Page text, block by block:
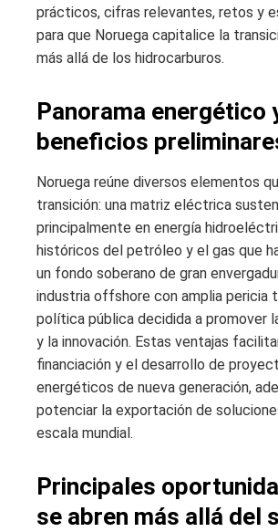
prácticos, cifras relevantes, retos y
para que Noruega capitalice la
más allá de los hidrocarburos.
Panorama energético
beneficios
Noruega reúne diversos elementos
transición: una matriz eléctrica
principalmente en energía
históricos del petróleo y el gas que
un fondo soberano de gran
industria offshore con amplia pericia
política pública decidida a promover
y la innovación. Estas ventajas
financiación y el desarrollo de
energéticos de nueva generación,
potenciar la exportación de
escala mundial.
Principales
se abren más allá del